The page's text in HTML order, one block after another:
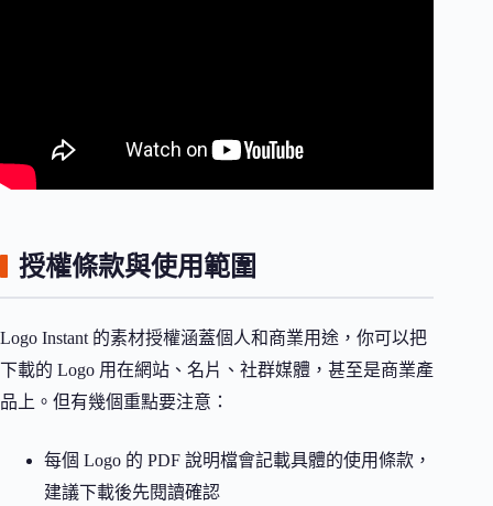
授權條款與使用範圍
Logo Instant 的素材授權涵蓋個人和商業用途，你可以把
下載的 Logo 用在網站、名片、社群媒體，甚至是商業產
品上。但有幾個重點要注意：
每個 Logo 的 PDF 說明檔會記載具體的使用條款，
建議下載後先閱讀確認